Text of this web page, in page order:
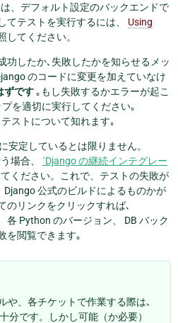
、デフォルト設定のバックエンドで
てテストを実行するには、 Using
してください。
功したか､失敗したかを知らせるメッ
のコードに変更を加えていなけ
ずです｡もし失敗するかエラーが起こ
を適切に実行してください｡
ストについて知れます｡
安定しているとは限りません。
場合、 `Django の継続インテグレー
ください。これで、テストの失敗が
公式のビルドによるものかが
のリンクをクリックすれば､
各 Python のバージョン、 DB バック
を閲覧できます｡
や、各チケットで作業する際は､
分です。しかし可能（か必要）